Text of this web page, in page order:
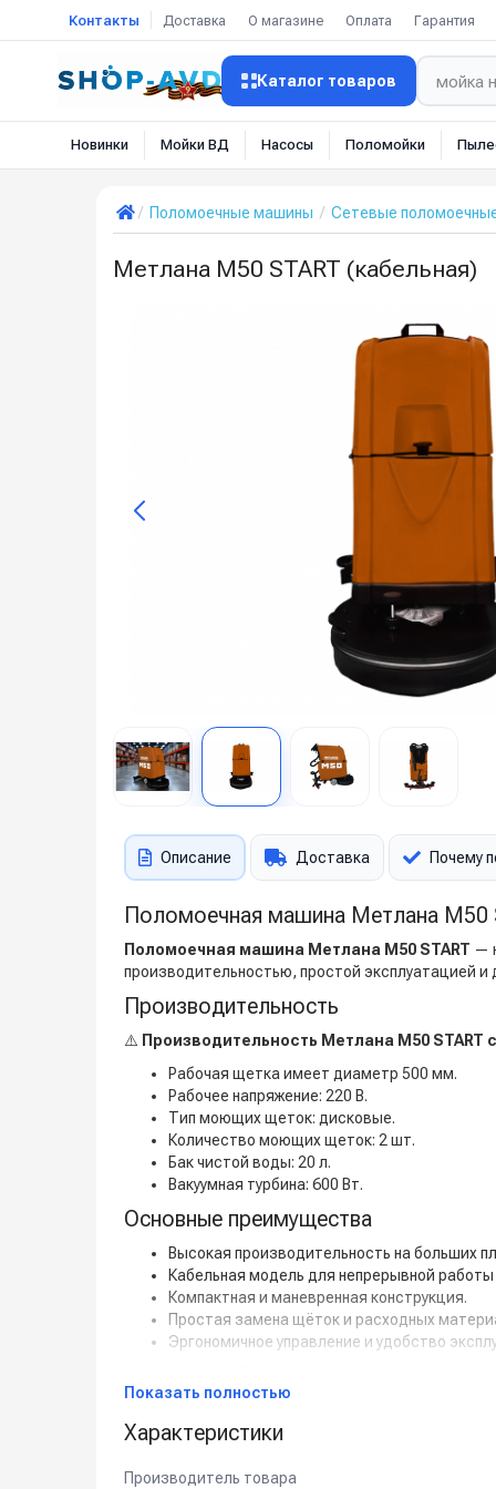
Контакты Доставка О магазине Оплата Гарантия
Каталог товаров
Новинки Мойки ВД Насосы Поломойки
Поломоечные машины Сетевые
Метлана М50 START (кабельная)
Описание Доставка Почему
Поломоечная машина Метлана М50
Поломоечная машина Метлана М50 START —
производительностью, простой эксплуатацией
Производительность
⚠️ Производительность Метлана М50 START
Рабочая щетка имеет диаметр 500 мм.
Рабочее напряжение: 220 В.
Тип моющих щеток: дисковые.
Количество моющих щеток: 2 шт.
Бак чистой воды: 20 л.
Вакуумная турбина: 600 Вт.
Основные преимущества
Высокая производительность на больших
Кабельная модель для непрерывной
Компактная и маневренная конструкция.
Простая замена щёток и расходных
Эргономичное управление и удобство
Заполните бак чистой водой и моющим
Щётки вращаются и очищают поверхность.
Показать полностью
Характеристики
Производитель товара